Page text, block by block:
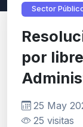
Sector
por
25 May
25 visitas